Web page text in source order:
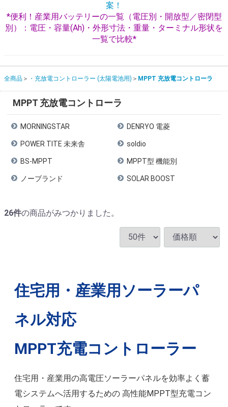
案！
*便利！産業用バッテリーの一覧（電圧別・開放型／密閉型
別）：電圧・容量(Ah)・外形寸法・重量・ターミナル形状を
一覧で比較*
全商品 ・充放電コントローラー (太陽電池用) MPPT 充放電コントローラ
MPPT 充放電コントローラ
MORNINGSTAR DENRYO 電菱
POWER TITE 未来舎 soldio
BS-MPPT MPPT型 機能別
ノーブランド SOLAR BOOST
26件の商品がみつかりました。
住宅用・産業用ソーラーパ
ネル対応
MPPT充電コントローラー
住宅用・産業用の高電圧ソーラーパネルを効率よく蓄
電システムへ活用するための 高性能MPPT型充電コン